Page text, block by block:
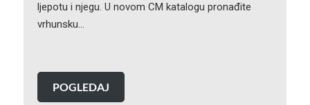
ljepotu i njegu. U novom CM katalogu pronađite
vrhunsku…
POGLEDAJ